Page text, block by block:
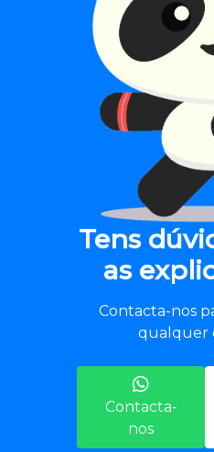
Tens
as
Contacta-nos
qualquer
Contacta-
nos